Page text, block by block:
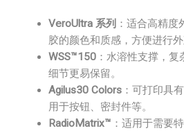
VeroUltra 系列 ：适合高精
胶的颜色和质感，方便进行外
WSS™150 ：水溶性支撑，复
细节更易保留。
Agilus30 Colors ：可打印具
用于按钮、密封件等。
RadioMatrix™ ：适用于需要